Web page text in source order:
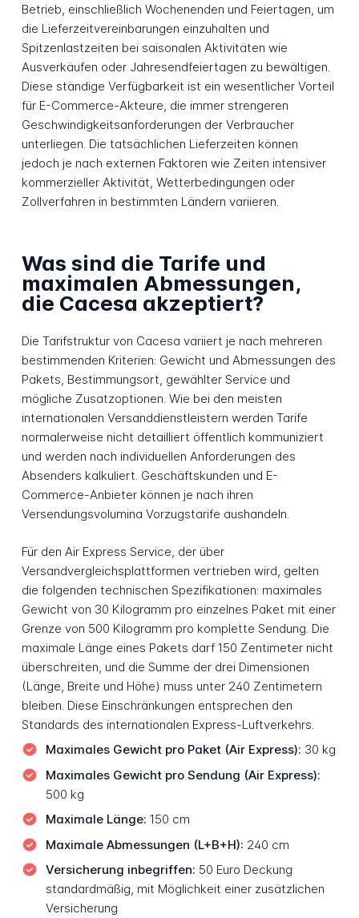
Betrieb, einschließlich Wochenenden und Feiertagen, um
die Lieferzeitvereinbarungen einzuhalten und
Spitzenlastzeiten bei saisonalen Aktivitäten wie
Ausverkäufen oder Jahresendfeiertagen zu bewältigen.
Diese ständige Verfügbarkeit ist ein wesentlicher Vorteil
für E-Commerce-Akteure, die immer strengeren
Geschwindigkeitsanforderungen der Verbraucher
unterliegen. Die tatsächlichen Lieferzeiten können
jedoch je nach externen Faktoren wie Zeiten intensiver
kommerzieller Aktivität, Wetterbedingungen oder
Zollverfahren in bestimmten Ländern variieren.
Was sind die Tarife und
maximalen Abmessungen,
die Cacesa akzeptiert?
Die Tarifstruktur von Cacesa variiert je nach mehreren
bestimmenden Kriterien: Gewicht und Abmessungen des
Pakets, Bestimmungsort, gewählter Service und
mögliche Zusatzoptionen. Wie bei den meisten
internationalen Versanddienstleistern werden Tarife
normalerweise nicht detailliert öffentlich kommuniziert
und werden nach individuellen Anforderungen des
Absenders kalkuliert. Geschäftskunden und E-
Commerce-Anbieter können je nach ihren
Versendungsvolumina Vorzugstarife aushandeln.
Für den Air Express Service, der über
Versandvergleichsplattformen vertrieben wird, gelten
die folgenden technischen Spezifikationen: maximales
Gewicht von 30 Kilogramm pro einzelnes Paket mit einer
Grenze von 500 Kilogramm pro komplette Sendung. Die
maximale Länge eines Pakets darf 150 Zentimeter nicht
überschreiten, und die Summe der drei Dimensionen
(Länge, Breite und Höhe) muss unter 240 Zentimetern
bleiben. Diese Einschränkungen entsprechen den
Standards des internationalen Express-Luftverkehrs.
Maximales Gewicht pro Paket (Air Express): 30 kg
Maximales Gewicht pro Sendung (Air Express):
500 kg
Maximale Länge: 150 cm
Maximale Abmessungen (L+B+H): 240 cm
Versicherung inbegriffen: 50 Euro Deckung
standardmäßig, mit Möglichkeit einer zusätzlichen
Versicherung